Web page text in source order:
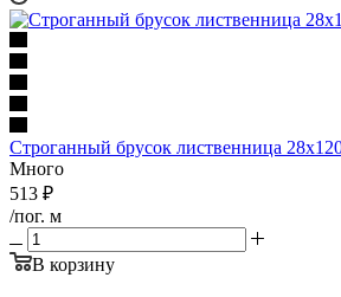
Строганный брусок лиственница
Много
513 ₽
/пог. м
В корзину